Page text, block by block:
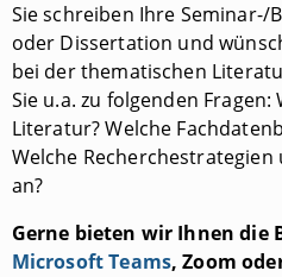
Sie schreiben Ihre
oder Dissertation und
bei der thematischen
Sie u.a. zu folgenden
Literatur? Welche
Welche
an?
Gerne bieten wir Ihnen die
Microsoft Teams, Zoom